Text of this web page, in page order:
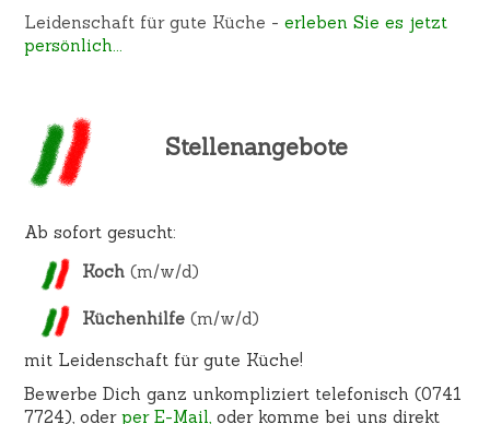
Leidenschaft für gute Küche - erleben Sie es jetzt
persönlich...
Stellenangebote
Ab sofort gesucht:
Koch(m/w/d)
Küchenhilfe(m/w/d)
mit Leidenschaft für gute Küche!
Bewerbe Dich ganz unkompliziert telefonisch (0741
7724), oder per E-Mail, oder komme bei uns direkt